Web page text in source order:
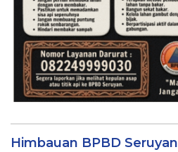
Himbauan BPBD Seruyan